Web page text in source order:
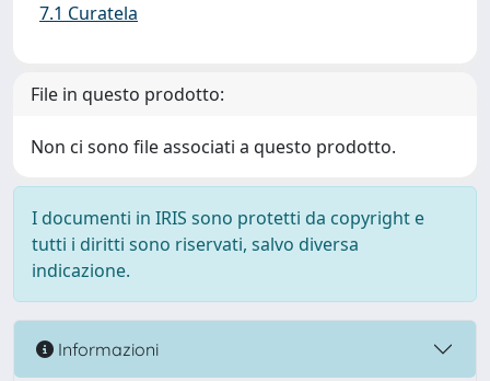
7.1 Curatela
File in questo prodotto:
Non ci sono file associati a questo prodotto.
I documenti in IRIS sono protetti da copyright e
tutti i diritti sono riservati, salvo diversa
indicazione.
Informazioni